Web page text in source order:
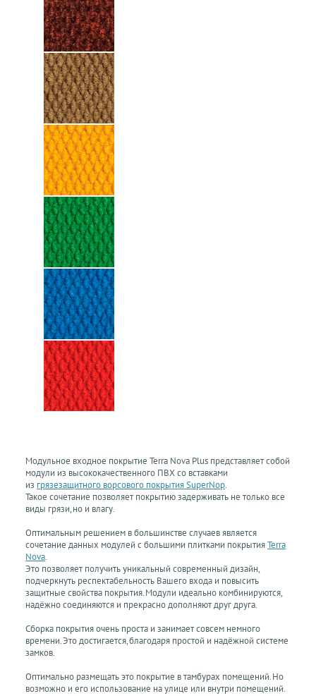
Модульное входное покрытие Terra Nova Plus представляет собой
модули из высококачественного ПВХ со вставками
из грязезащитного ворсового покрытия SuperNop.
Такое сочетание позволяет покрытию задерживать не только все
виды грязи, но и влагу.
Оптимальным решением в большинстве случаев является
сочетание данных модулей с большими плитками покрытияTerra
Nova.
Это позволяет получить уникальный современный дизайн,
подчеркнуть респектабельность Вашего входа и повысить
защитные свойства покрытия. Модули идеально комбинируются,
надёжно соединяются и прекрасно дополняют друг друга.
Сборка покрытия очень проста и занимает совсем немного
времени. Это достигается, благодаря простой и надёжной системе
замков.
Оптимально размещать это покрытие в тамбурах помещений. Но
возможно и его использование на улице или внутри помещений.